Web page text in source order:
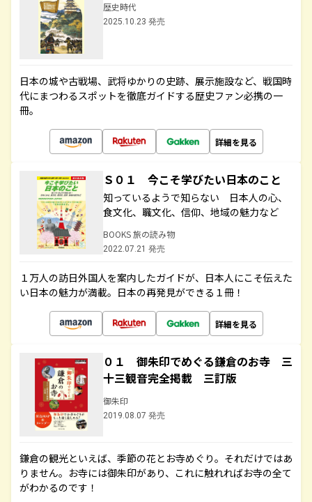
歴史時代
2025.10.23 発売
日本の城や古戦場、武将ゆかりの史跡、展示施設など、戦国時
代にまつわるスポットを徹底ガイドする歴史ファン必携の一
冊。
詳細を見る
Ｓ０１ 今こそ学びたい日本のこと
知っているようで知らない 日本人の心、
食文化、職文化、信仰、地域の魅力など
BOOKS 旅の読み物
2022.07.21 発売
１万人の訪日外国人を案内したガイドが、日本人にこそ伝えた
い日本の魅力が満載。日本の再発見ができる１冊！
詳細を見る
０１ 御朱印でめぐる鎌倉のお寺 三
十三観音完全掲載 三訂版
御朱印
2019.08.07 発売
鎌倉の観光といえば、季節の花とお寺めぐり。それだけではあ
りません。お寺には御朱印があり、これに触れればお寺の全て
がわかるのです！